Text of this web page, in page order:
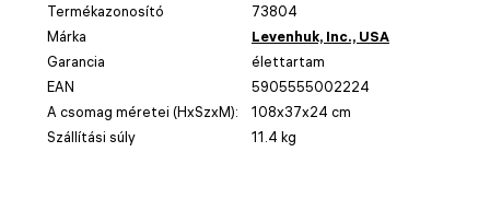
Termékazonosító
73804
Márka
Levenhuk, Inc., USA
Garancia
élettartam
EAN
5905555002224
A csomag méretei (HxSzxM):
108x37x24 cm
Szállítási súly
11.4 kg